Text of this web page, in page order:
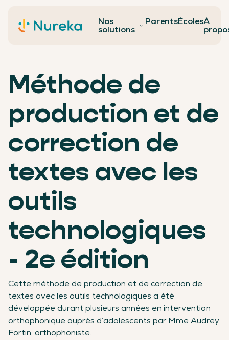
Nos
solutions
ParentsÉcolesÀ
Contact
Méthode de
production et de
correction de
textes avec les
outils
technologiques
- 2e édition
Cette méthode de production et de correction de
textes avec les outils technologiques a été
développée durant plusieurs années en intervention
orthophonique auprès d’adolescents par Mme Audrey
Fortin, orthophoniste.